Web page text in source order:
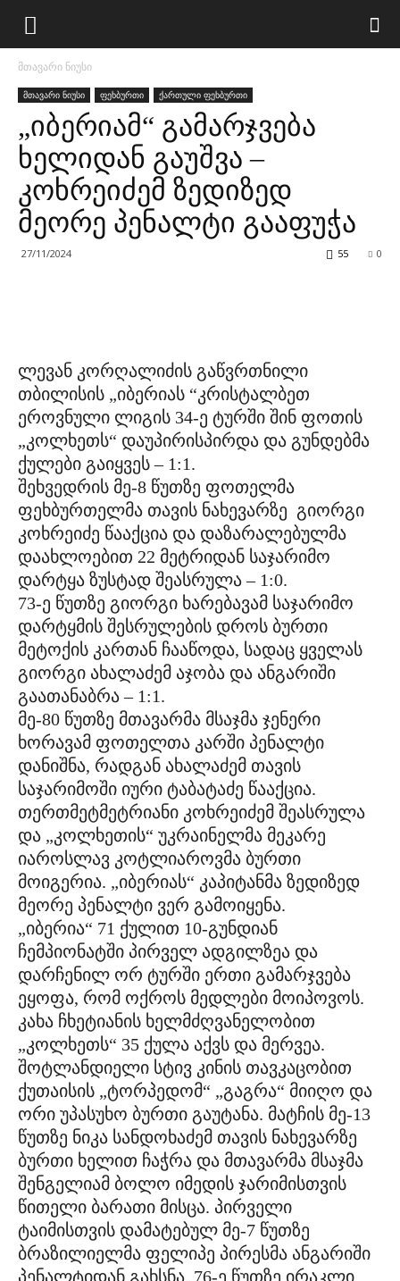
მთავარი ნიუსი
მთავარი ნიუსი ფეხბურთი ქართული ფეხბურთი
„იბერიამ“ გამარჯვება
ხელიდან გაუშვა –
კოხრეიძემ ზედიზედ
მეორე პენალტი გააფუჭა
27/11/2024 0
55
ლევან კორღალიძის გაწვრთნილი
თბილისის „იბერიას “კრისტალბეთ
ეროვნული ლიგის 34-ე ტურში შინ ფოთის
„კოლხეთს“ დაუპირისპირდა და გუნდებმა
ქულები გაიყვეს – 1:1.
შეხვედრის მე-8 წუთზე ფოთელმა
ფეხბურთელმა თავის ნახევარზე გიორგი
კოხრეიძე წააქცია და დაზარალებულმა
დაახლოებით 22 მეტრიდან საჯარიმო
დარტყა ზუსტად შეასრულა – 1:0.
73-ე წუთზე გიორგი ხარებავამ საჯარიმო
დარტყმის შესრულების დროს ბურთი
მეტოქის კართან ჩააწოდა, სადაც ყველას
გიორგი ახალაძემ აჯობა და ანგარიში
გაათანაბრა – 1:1.
მე-80 წუთზე მთავარმა მსაჯმა ჯენერი
ხორავამ ფოთელთა კარში პენალტი
დანიშნა, რადგან ახალაძემ თავის
საჯარიმოში იური ტაბატაძე წააქცია.
თერთმეტმეტრიანი კოხრეიძემ შეასრულა
და „კოლხეთის“ უკრაინელმა მეკარე
იაროსლავ კოტლიაროვმა ბურთი
მოიგერია. „იბერიას“ კაპიტანმა ზედიზედ
მეორე პენალტი ვერ გამოიყენა.
„იბერია“ 71 ქულით 10-გუნდიან
ჩემპიონატში პირველ ადგილზეა და
დარჩენილ ორ ტურში ერთი გამარჯვება
ეყოფა, რომ ოქროს მედლები მოიპოვოს.
კახა ჩხეტიანის ხელმძღვანელობით
„კოლხეთს“ 35 ქულა აქვს და მერვეა.
შოტლანდიელი სტივ კინის თავკაცობით
ქუთაისის „ტორპედომ“ „გაგრა“ მიიღო და
ორი უპასუხო ბურთი გაუტანა. მატჩის მე-13
წუთზე ნიკა სანდოხაძემ თავის ნახევარზე
ბურთი ხელით ჩაჭრა და მთავარმა მსაჯმა
შენგელიამ ბოლო იმედის ჯარიმისთვის
წითელი ბარათი მისცა. პირველი
ტაიმისთვის დამატებულ მე-7 წუთზე
ბრაზილიელმა ფელიპე პირესმა ანგარიში
პენალტიდან გახსნა. 76-ე წუთზე ირაკლი